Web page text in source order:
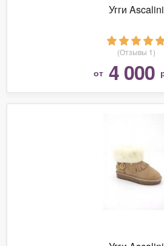
Угги Ascalini
(Отзывы 1)
от 4 000